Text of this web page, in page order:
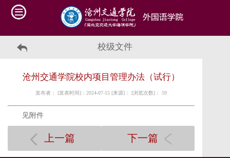
校级文件
沧州交通学院校内项目管理办法（试行）
发布者： [发表时间]：2024-07-15 [来源]： [浏览次数]： 59
见附件
上一篇 下一篇